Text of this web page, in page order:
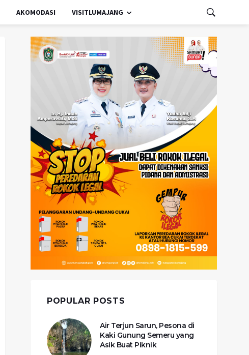
AKOMODASI VISITLUMAJANG
POPULAR POSTS
Air Terjun Sarun, Pesona di
Kaki Gunung Semeru yang
Asik Buat Piknik